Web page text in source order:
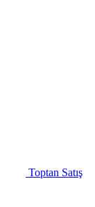
Toptan Satış